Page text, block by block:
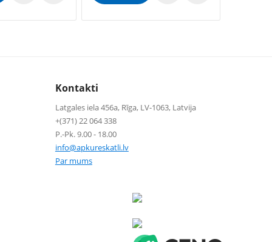
Kontakti
Latgales iela 456a, Rīga, LV-1063, Latvija
+(371) 22 064 338
P.-Pk. 9.00 - 18.00
info@apkureskatli.lv
Par mums